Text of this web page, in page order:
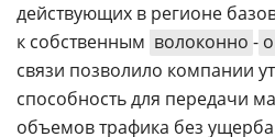
действующих в регионе
к собственным волоконно -
связи позволило компании
способность для передачи
объемов трафика без ущерба